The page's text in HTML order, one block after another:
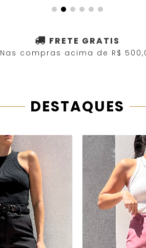
FRETE GRATIS
Nas compras acima de R$
DESTAQUES